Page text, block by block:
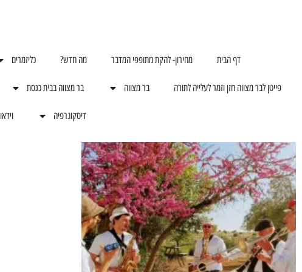
דף הבית מחירון- להקת מתופפי המדבר מה חדש? כליזמרים
פייטן לבר מצווה חזן וזמר לעלייה לתורה בר מצווה בר מצווה בבית כנסת
דיסקוגרפיה וידאו